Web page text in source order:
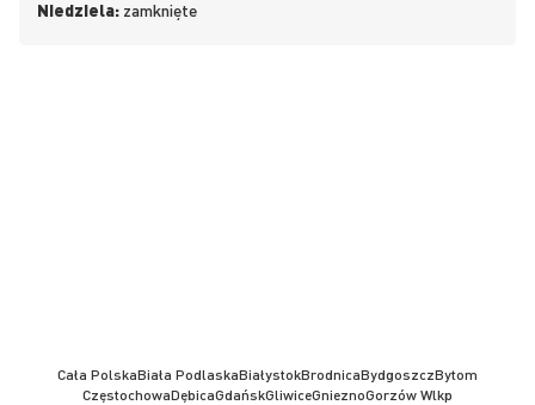
Niedziela: zamknięte
Cała PolskaBiała PodlaskaBiałystokBrodnicaBydgoszczBytom
CzęstochowaDębicaGdańskGliwiceGnieznoGorzów Wlkp